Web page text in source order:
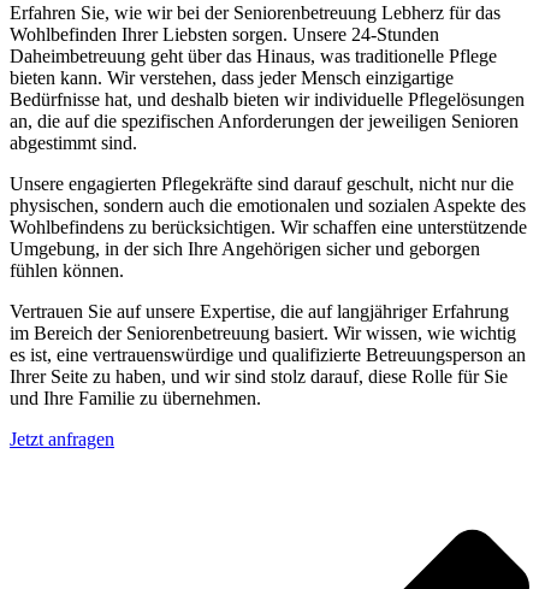
Erfahren Sie, wie wir bei der Seniorenbetreuung Lebherz für das
Wohlbefinden Ihrer Liebsten sorgen. Unsere 24-Stunden
Daheimbetreuung geht über das Hinaus, was traditionelle Pflege
bieten kann. Wir verstehen, dass jeder Mensch einzigartige
Bedürfnisse hat, und deshalb bieten wir individuelle Pflegelösungen
an, die auf die spezifischen Anforderungen der jeweiligen Senioren
abgestimmt sind.
Unsere engagierten Pflegekräfte sind darauf geschult, nicht nur die
physischen, sondern auch die emotionalen und sozialen Aspekte des
Wohlbefindens zu berücksichtigen. Wir schaffen eine unterstützende
Umgebung, in der sich Ihre Angehörigen sicher und geborgen
fühlen können.
Vertrauen Sie auf unsere Expertise, die auf langjähriger Erfahrung
im Bereich der Seniorenbetreuung basiert. Wir wissen, wie wichtig
es ist, eine vertrauenswürdige und qualifizierte Betreuungsperson an
Ihrer Seite zu haben, und wir sind stolz darauf, diese Rolle für Sie
und Ihre Familie zu übernehmen.
Jetzt anfragen